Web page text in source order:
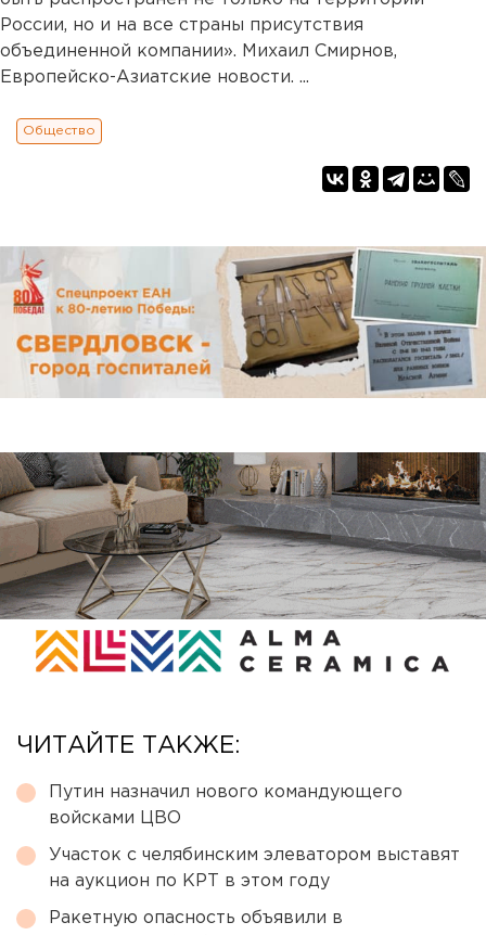
России, но и на все страны присутствия
объединенной компании». Михаил Смирнов,
Европейско-Азиатские новости. ...
Общество
ЧИТАЙТЕ ТАКЖЕ:
Путин назначил нового командующего
войсками ЦВО
Участок с челябинским элеватором выставят
на аукцион по КРТ в этом году
Ракетную опасность объявили в